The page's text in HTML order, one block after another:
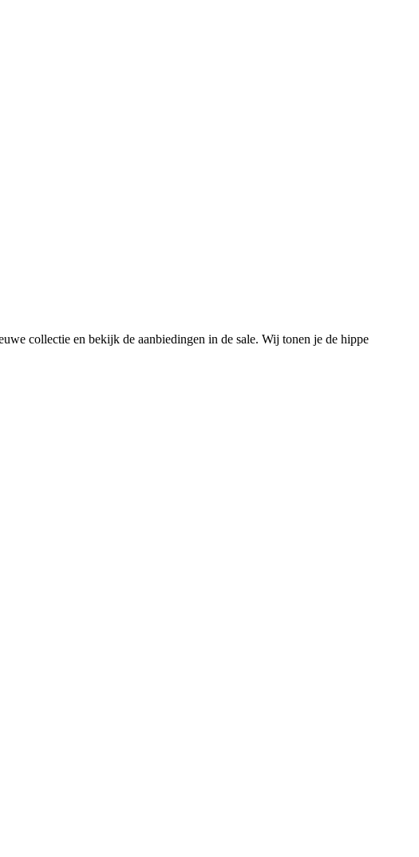
collectie en bekijk de aanbiedingen in de sale. Wij tonen je de hippe